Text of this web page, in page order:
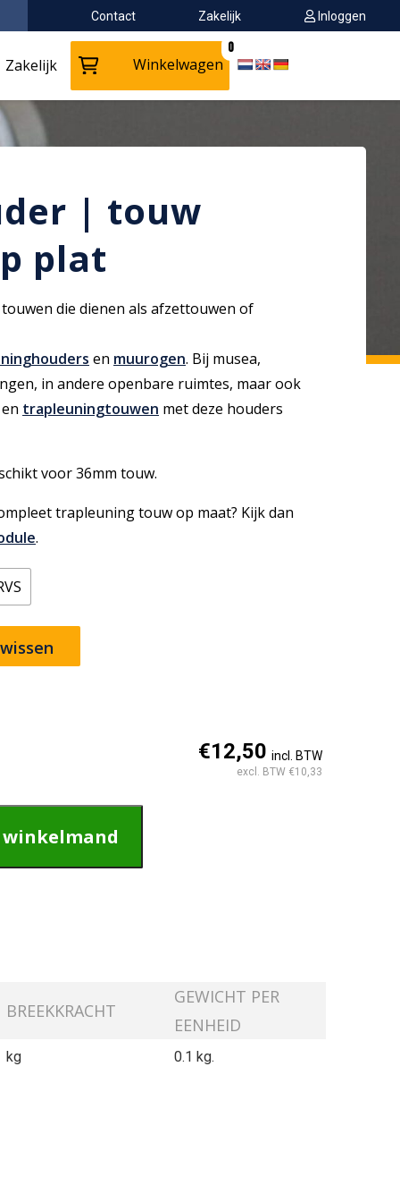
Contact Zakelijk Inloggen
Zakelijk Winkelwagen
0
| touw
plat
die dienen als afzettouwen of
en muurogen. Bij musea,
in andere openbare ruimtes, maar ook
trapleuningtouwen met deze houders
voor 36mm touw.
trapleuning touw op maat? Kijk dan
.
€12,50 incl. BTW
excl. BTW €10,33
winkelmand
BREEKKRACHT
GEWICHT PER
EENHEID
kg 0.1 kg.